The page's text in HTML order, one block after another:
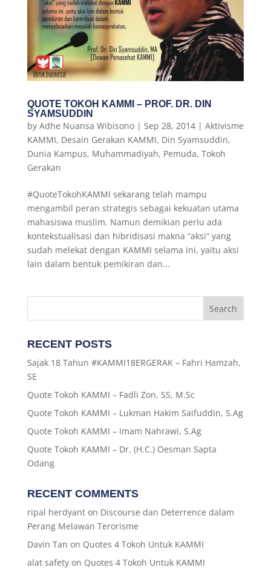
QUOTE TOKOH KAMMI – PROF. DR. DIN
SYAMSUDDIN
by Adhe Nuansa Wibisono| Sep 28, 2014| Aktivisme
KAMMI, Desain Gerakan KAMMI, Din Syamsuddin,
Dunia Kampus, Muhammadiyah, Pemuda, Tokoh
Gerakan
#‎QuoteTokohKAMMI sekarang telah mampu
mengambil peran strategis sebagai kekuatan utama
mahasiswa muslim. Namun demikian perlu ada
kontekstualisasi dan hibridisasi makna “aksi” yang
sudah melekat dengan KAMMI selama ini, yaitu aksi
lain dalam bentuk pemikiran dan...
RECENT POSTS
Sajak 18 Tahun #KAMMI18ERGERAK – Fahri Hamzah,
SE
Quote Tokoh KAMMI – Fadli Zon, SS, M.Sc
Quote Tokoh KAMMI – Lukman Hakim Saifuddin, S.Ag
Quote Tokoh KAMMI – Imam Nahrawi, S.Ag
Quote Tokoh KAMMI – Dr. (H.C.) Oesman Sapta
Odang
RECENT COMMENTS
ripal herdyanton Discourse dan Deterrence dalam
Perang Melawan Terorisme
Davin Tan on Quotes 4 Tokoh Untuk KAMMI
alat safetyon Quotes 4 Tokoh Untuk KAMMI